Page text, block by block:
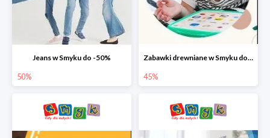
Jeans w Smyku do -50%
50%
Zabawki drewniane w Smyku do -45%
45%